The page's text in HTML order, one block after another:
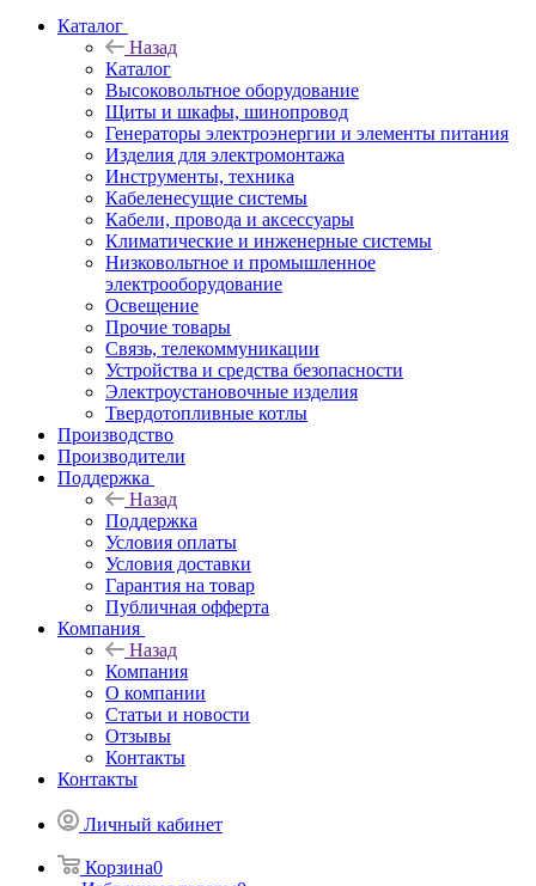
Каталог
Назад
Каталог
Высоковольтное оборудование
Щиты и шкафы, шинопровод
Генераторы электроэнергии и элементы питания
Изделия для электромонтажа
Инструменты, техника
Кабеленесущие системы
Кабели, провода и аксессуары
Климатические и инженерные системы
Низковольтное и промышленное
электрооборудование
Освещение
Прочие товары
Связь, телекоммуникации
Устройства и средства безопасности
Электроустановочные изделия
Твердотопливные котлы
Производство
Производители
Поддержка
Назад
Поддержка
Условия оплаты
Условия доставки
Гарантия на товар
Публичная офферта
Компания
Назад
Компания
О компании
Статьи и новости
Отзывы
Контакты
Контакты
Личный кабинет
Корзина0